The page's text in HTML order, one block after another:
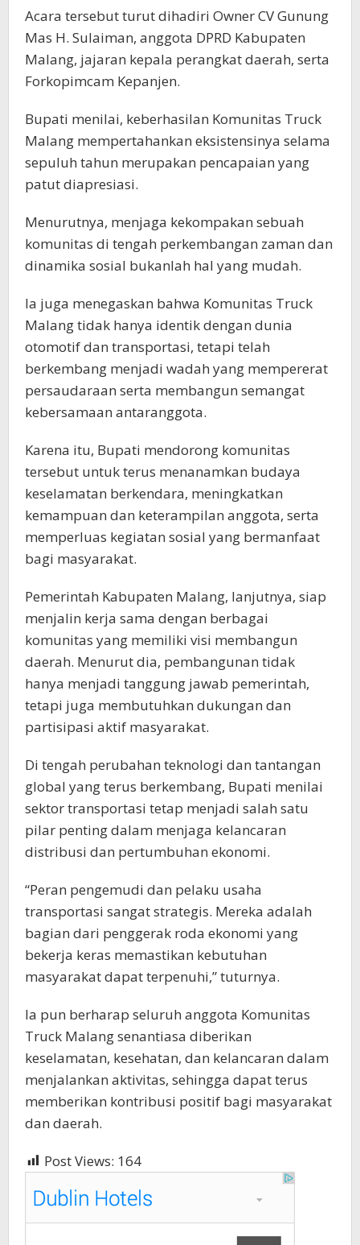
Acara tersebut turut dihadiri Owner CV Gunung
Mas H. Sulaiman, anggota DPRD Kabupaten
Malang, jajaran kepala perangkat daerah, serta
Forkopimcam Kepanjen.
Bupati menilai, keberhasilan Komunitas Truck
Malang mempertahankan eksistensinya selama
sepuluh tahun merupakan pencapaian yang
patut diapresiasi.
Menurutnya, menjaga kekompakan sebuah
komunitas di tengah perkembangan zaman dan
dinamika sosial bukanlah hal yang mudah.
Ia juga menegaskan bahwa Komunitas Truck
Malang tidak hanya identik dengan dunia
otomotif dan transportasi, tetapi telah
berkembang menjadi wadah yang mempererat
persaudaraan serta membangun semangat
kebersamaan antaranggota.
Karena itu, Bupati mendorong komunitas
tersebut untuk terus menanamkan budaya
keselamatan berkendara, meningkatkan
kemampuan dan keterampilan anggota, serta
memperluas kegiatan sosial yang bermanfaat
bagi masyarakat.
Pemerintah Kabupaten Malang, lanjutnya, siap
menjalin kerja sama dengan berbagai
komunitas yang memiliki visi membangun
daerah. Menurut dia, pembangunan tidak
hanya menjadi tanggung jawab pemerintah,
tetapi juga membutuhkan dukungan dan
partisipasi aktif masyarakat.
Di tengah perubahan teknologi dan tantangan
global yang terus berkembang, Bupati menilai
sektor transportasi tetap menjadi salah satu
pilar penting dalam menjaga kelancaran
distribusi dan pertumbuhan ekonomi.
“Peran pengemudi dan pelaku usaha
transportasi sangat strategis. Mereka adalah
bagian dari penggerak roda ekonomi yang
bekerja keras memastikan kebutuhan
masyarakat dapat terpenuhi,” tuturnya.
Ia pun berharap seluruh anggota Komunitas
Truck Malang senantiasa diberikan
keselamatan, kesehatan, dan kelancaran dalam
menjalankan aktivitas, sehingga dapat terus
memberikan kontribusi positif bagi masyarakat
dan daerah.
Post Views: 164